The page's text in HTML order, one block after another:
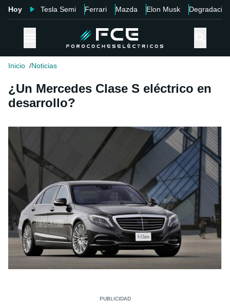
Hoy Tesla Semi Ferrari Mazda Elon Musk Degradación
Inicio Noticias
¿Un Mercedes Clase S eléctrico en
desarrollo?